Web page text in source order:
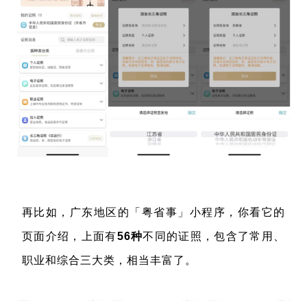
再比如，广东地区的「粤省事」小程序，你看它的
页面介绍，上面有56种不同的证照，包含了常用、
职业和综合三大类，相当丰富了。